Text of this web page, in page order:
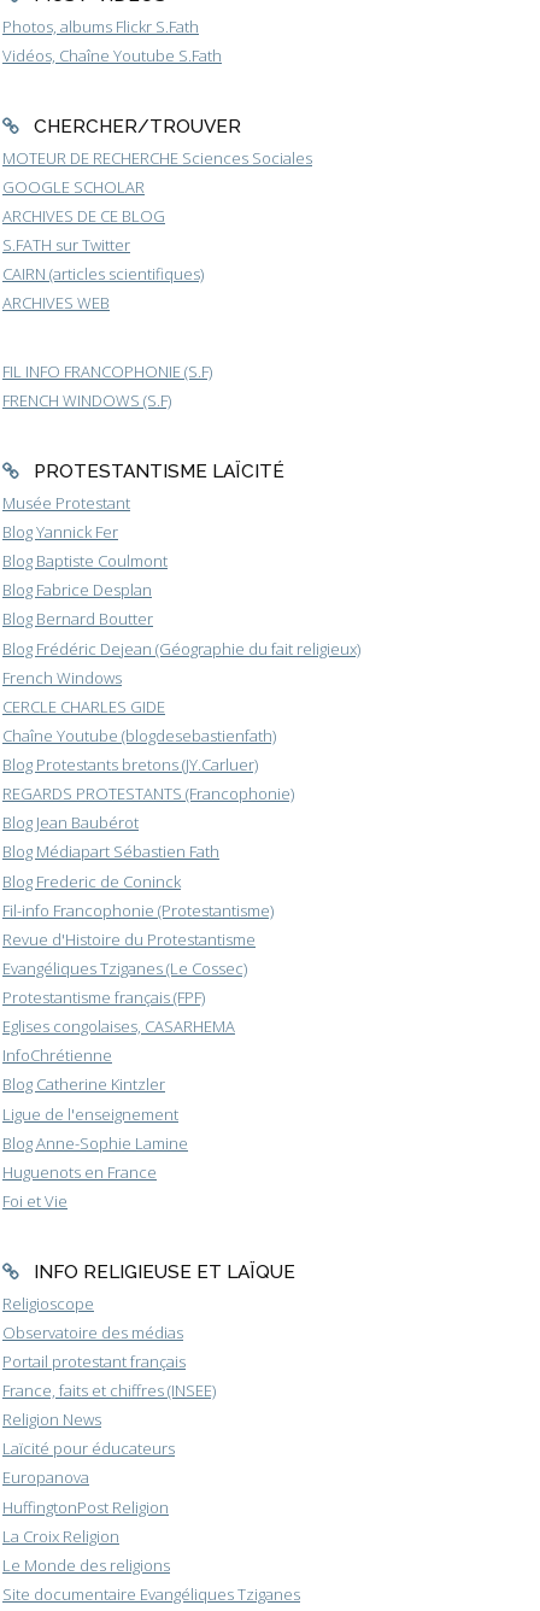
Photos, albums Flickr S.Fath
Vidéos, Chaîne Youtube S.Fath
CHERCHER/TROUVER
MOTEUR DE RECHERCHE Sciences Sociales
GOOGLE SCHOLAR
ARCHIVES DE CE BLOG
S.FATH sur Twitter
CAIRN (articles scientifiques)
ARCHIVES WEB
FIL INFO FRANCOPHONIE (S.F)
FRENCH WINDOWS (S.F)
PROTESTANTISME LAÏCITÉ
Musée Protestant
Blog Yannick Fer
Blog Baptiste Coulmont
Blog Fabrice Desplan
Blog Bernard Boutter
Blog Frédéric Dejean (Géographie du fait religieux)
French Windows
CERCLE CHARLES GIDE
Chaîne Youtube (blogdesebastienfath)
Blog Protestants bretons (JY.Carluer)
REGARDS PROTESTANTS (Francophonie)
Blog Jean Baubérot
Blog Médiapart Sébastien Fath
Blog Frederic de Coninck
Fil-info Francophonie (Protestantisme)
Revue d'Histoire du Protestantisme
Evangéliques Tziganes (Le Cossec)
Protestantisme français (FPF)
Eglises congolaises, CASARHEMA
InfoChrétienne
Blog Catherine Kintzler
Ligue de l'enseignement
Blog Anne-Sophie Lamine
Huguenots en France
Foi et Vie
INFO RELIGIEUSE ET LAÏQUE
Religioscope
Observatoire des médias
Portail protestant français
France, faits et chiffres (INSEE)
Religion News
Laïcité pour éducateurs
Europanova
HuffingtonPost Religion
La Croix Religion
Le Monde des religions
Site documentaire Evangéliques Tziganes